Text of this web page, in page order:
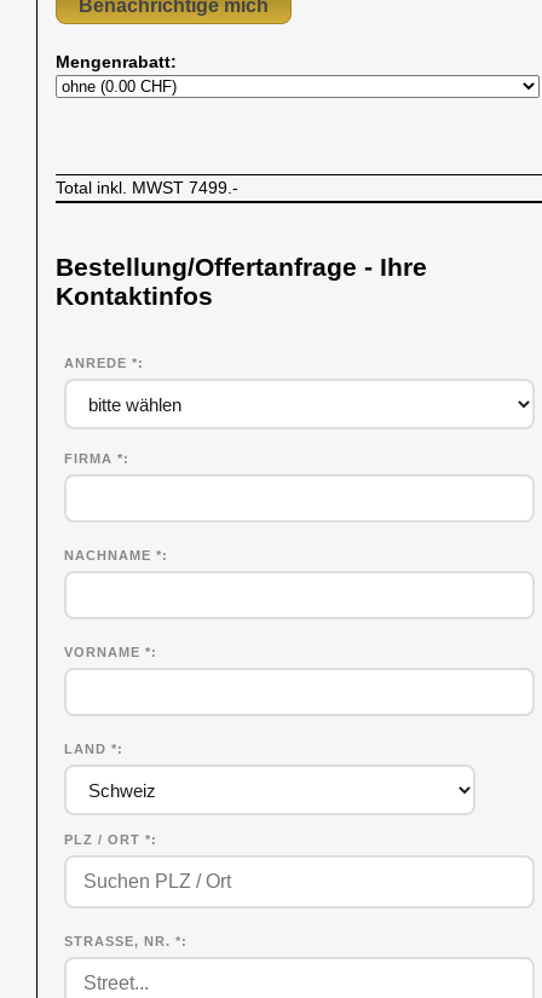
Mengenrabatt:
Total inkl. MWST 7499.-
Bestellung/Offertanfrage - Ihre
Kontaktinfos
ANREDE *
FIRMA *
NACHNAME *
VORNAME *
LAND *
PLZ / ORT *
STRASSE, NR. *